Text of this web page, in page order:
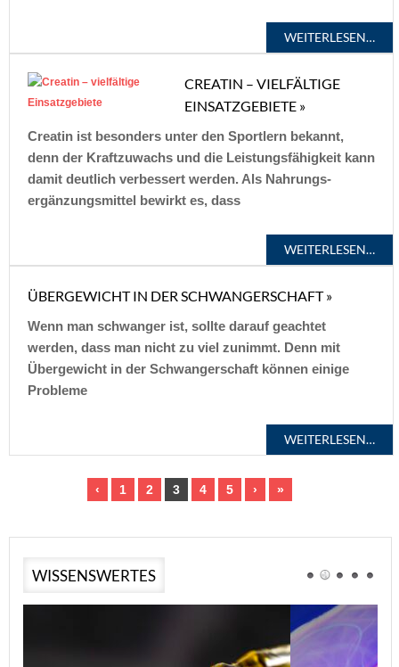
WEITERLESEN…
CREATIN – VIELFÄLTIGE
EINSATZGEBIETE »
Creatin ist besonders unter den Sportlern bekannt,
denn der Kraftzuwachs und die Leistungsfähigkeit kann
damit deutlich verbessert werden. Als Nahrungs­
ergänzungsmittel bewirkt es, dass
WEITERLESEN…
ÜBERGEWICHT IN DER SCHWANGERSCHAFT »
Wenn man schwanger ist, sollte darauf geachtet
werden, dass man nicht zu viel zunimmt. Denn mit
Übergewicht in der Schwangerschaft können einige
Probleme
WEITERLESEN…
‹ 1 2 3 4 5 › »
WISSENSWERTES